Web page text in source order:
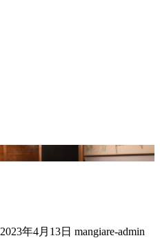
2023年4月13日 mangiare-admin